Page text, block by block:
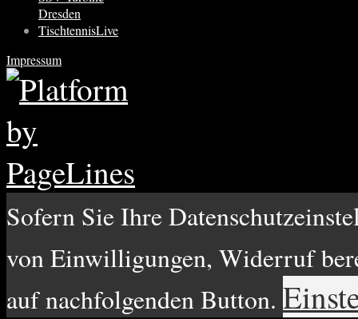
Dresden
TischtennisLive
Impressum
Sofern Sie Ihre
von Einwilligungen, Widerruf
auf nachfolgenden Button.